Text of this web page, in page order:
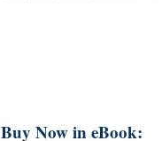
Buy Now in eBook: